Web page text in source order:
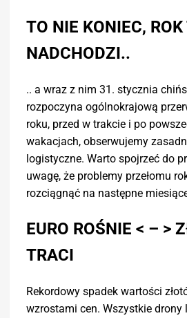
TO NIE KONIEC,
NADCHODZI..
.. a wraz z nim 31. stycznia
rozpoczyna ogólnokrajową
roku, przed w trakcie i po
wakacjach, obserwujemy
logistyczne. Warto spojrzeć do
uwagę, że problemy przełomu
rozciągnąć na następne
EURO ROŚNIE < – >
TRACI
Rekordowy spadek wartości
wzrostami cen. Wszystkie drony